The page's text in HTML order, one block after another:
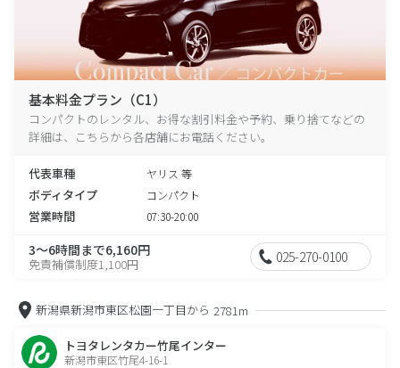
基本料金プラン（C1）
コンパクトのレンタル、お得な割引料金や予約、乗り捨てなどの
詳細は、こちらから各店舗にお電話ください。
代表車種 ヤリス 等
ボディタイプ コンパクト
営業時間 07:30-20:00
3～6時間まで6,160円
免責補償制度1,100円 025-270-0100
新潟県新潟市東区松園一丁目から 2781m
トヨタレンタカー竹尾インター
新潟市東区竹尾4-16-1